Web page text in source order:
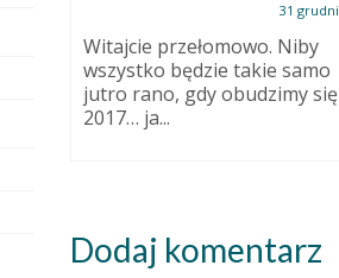
31
Witajcie przełomowo. Niby
wszystko będzie takie samo
jutro rano, gdy obudzimy
2017… ja...
Dodaj komentarz